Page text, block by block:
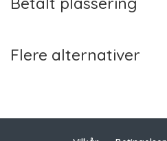
Flere alternativer